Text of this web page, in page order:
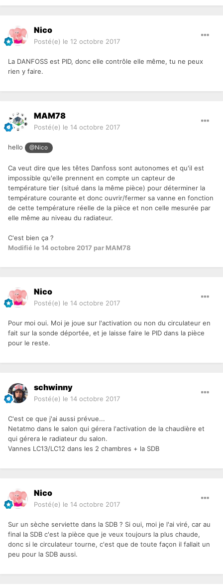
Nico
Posté(e) le 12 octobre 2017
La DANFOSS est PID, donc elle contrôle elle même, tu ne peux
rien y faire.
MAM78
Posté(e) le 14 octobre 2017
hello @Nico
Ca veut dire que les têtes Danfoss sont autonomes et qu'il est
impossible qu'elle prennent en compte un capteur de
température tier (situé dans la même pièce) pour déterminer la
température courante et donc ouvrir/fermer sa vanne en fonction
de cette température réelle de la pièce et non celle mesurée par
elle même au niveau du radiateur.
C'est bien ça ?
Modifié le 14 octobre 2017 par MAM78
Nico
Posté(e) le 14 octobre 2017
Pour moi oui. Moi je joue sur l'activation ou non du circulateur en
fait sur la sonde déportée, et je laisse faire le PID dans la pièce
pour le reste.
schwinny
Posté(e) le 14 octobre 2017
C'est ce que j'ai aussi prévue...
Netatmo dans le salon qui gérera l'activation de la chaudière et
qui gérera le radiateur du salon.
Vannes LC13/LC12 dans les 2 chambres + la SDB
Nico
Posté(e) le 14 octobre 2017
Sur un sèche serviette dans la SDB ? Si oui, moi je l'ai viré, car au
final la SDB c'est la pièce que je veux toujours la plus chaude,
donc si le circulateur tourne, c'est que de toute façon il fallait un
peu pour la SDB aussi.